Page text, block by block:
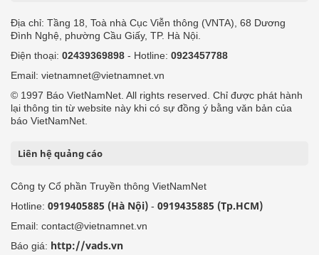
Địa chỉ: Tầng 18, Toà nhà Cục Viễn thông (VNTA), 68 Dương
Đình Nghệ, phường Cầu Giấy, TP. Hà Nội.
Điện thoại: 02439369898 - Hotline: 0923457788
Email: vietnamnet@vietnamnet.vn
© 1997 Báo VietNamNet. All rights reserved. Chỉ được phát hành
lại thông tin từ website này khi có sự đồng ý bằng văn bản của
báo VietNamNet.
Liên hệ quảng cáo
Công ty Cổ phần Truyền thông VietNamNet
Hotline: 0919405885 (Hà Nội) - 0919435885 (Tp.HCM)
Email: contact@vietnamnet.vn
Báo giá: http://vads.vn